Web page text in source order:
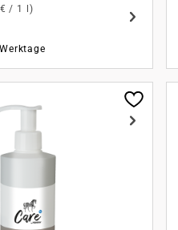
/ 1 l)